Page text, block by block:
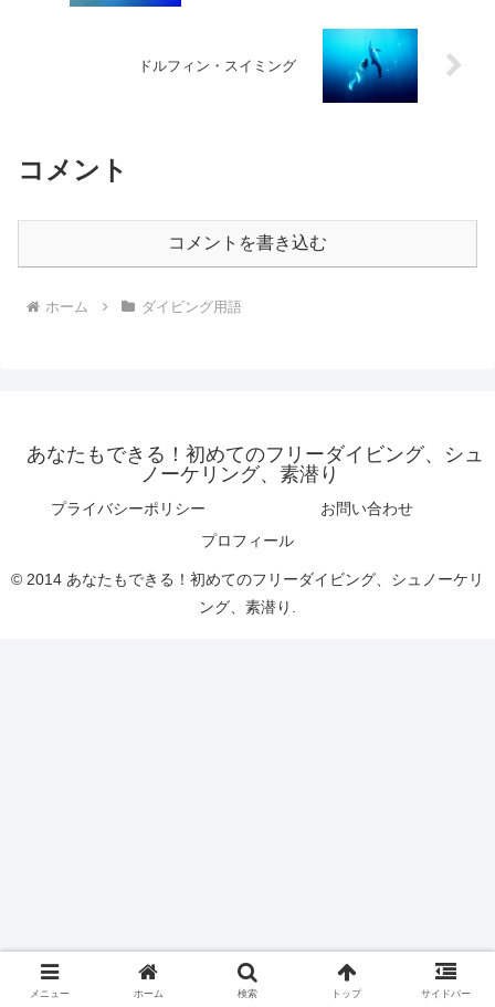
ドルフィン・スイミング
コメント
コメントを書き込む
ホーム ダイビング用語
あなたもできる！初めてのフリーダイビング、シュ
ノーケリング、素潜り
プライバシーポリシー
お問い合わせ
プロフィール
© 2014 あなたもできる！初めてのフリーダイビング、シュノーケリ
ング、素潜り.
メニュー ホーム 検索 トップ サイドバー